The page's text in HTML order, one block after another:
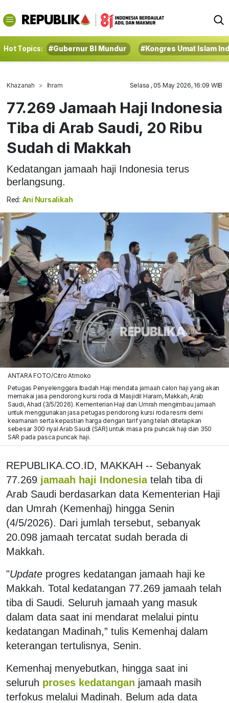
Hot Topics: #Gubernur BI Mundur #Kongres Umat Islam
Khazanah Ihram Selasa , 05 May 2026, 16:09 WIB
77.269 Jamaah Haji Indonesia
Tiba di Arab Saudi, 20 Ribu
Sudah di Makkah
Kedatangan jamaah haji Indonesia terus
berlangsung.
Red: Ani Nursalikah
ANTARA FOTO/Citro Atmoko
Petugas Penyelenggara Ibadah Haji mendata jamaah calon haji yang akan
memakai jasa pendorong kursi roda di Masjidil Haram, Makkah, Arab
Saudi, Ahad (3/5/2026). Kementerian Haji dan Umrah mengimbau jamaah
untuk menggunakan jasa petugas pendorong kursi roda resmi demi
keamanan serta kepastian harga dengan tarif yang telah ditetapkan
sebesar 300 riyal Arab Saudi (SAR) untuk masa pra puncak haji dan 350
SAR pada pasca puncak haji.
REPUBLIKA.CO.ID, MAKKAH -- Sebanyak
77.269 jamaah haji Indonesia telah tiba di
Arab Saudi berdasarkan data Kementerian Haji
dan Umrah (Kemenhaj) hingga Senin
(4/5/2026). Dari jumlah tersebut, sebanyak
20.098 jamaah tercatat sudah berada di
Makkah.
"Update progres kedatangan jamaah haji ke
Makkah. Total kedatangan 77.269 jamaah telah
tiba di Saudi. Seluruh jamaah yang masuk
dalam data saat ini mendarat melalui pintu
kedatangan Madinah,” tulis Kemenhaj dalam
keterangan tertulisnya, Senin.
Kemenhaj menyebutkan, hingga saat ini
seluruh proses kedatangan jamaah masih
terfokus melalui Madinah. Belum ada data